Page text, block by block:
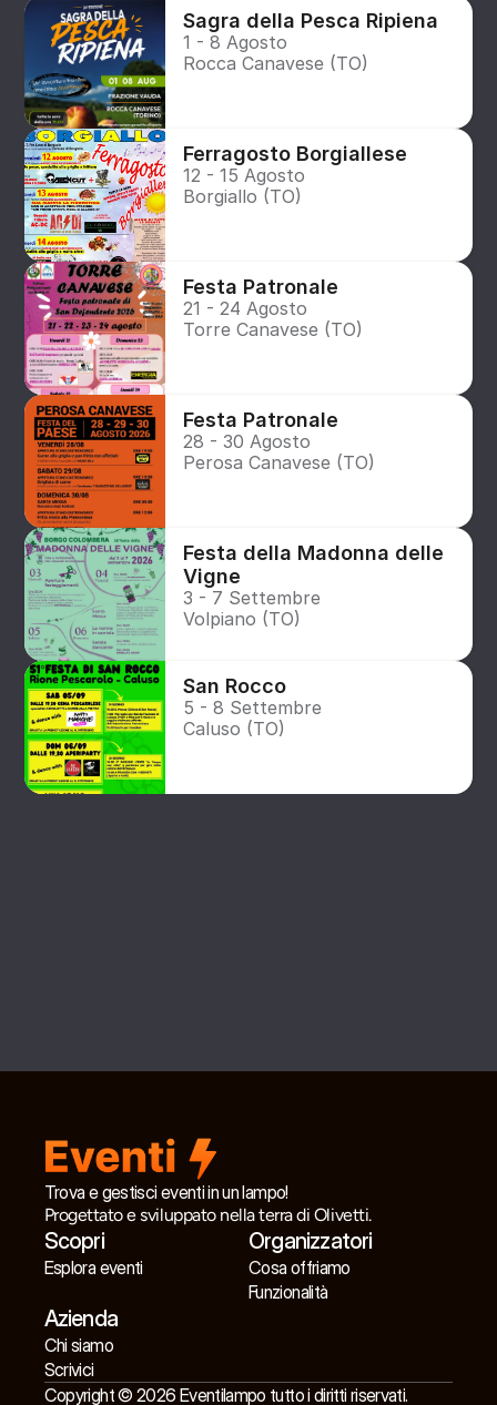
Sagra della Pesca Ripiena
1 - 8 Agosto
Rocca Canavese (TO)
Ferragosto Borgiallese
12 - 15 Agosto
Borgiallo (TO)
Festa Patronale
21 - 24 Agosto
Torre Canavese (TO)
Festa Patronale
28 - 30 Agosto
Perosa Canavese (TO)
Festa della Madonna delle
Vigne
3 - 7 Settembre
Volpiano (TO)
San Rocco
5 - 8 Settembre
Caluso (TO)
Trova e gestisci eventi in un lampo!
Progettato e sviluppato nella terra di Olivetti.
Scopri
Esplora eventi
Organizzatori
Cosa offriamo
Funzionalità
Azienda
Chi siamo
Scrivici
Copyright © 2026 Eventilampo tutto i diritti riservati.